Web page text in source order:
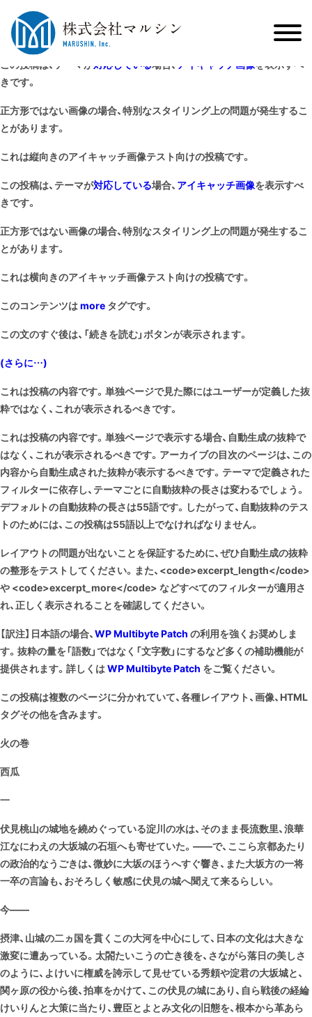
この投稿は、テーマが 対応している場合、 アイキャッチ画像を表示すべ
きです。
正方形ではない画像の場合、特別なスタイリング上の問題が発生するこ
とがあります。
これは縦向きのアイキャッチ画像テスト向けの投稿です。
この投稿は、テーマが対応している場合、 アイキャッチ画像を表示すべ
きです。
正方形ではない画像の場合、特別なスタイリング上の問題が発生するこ
とがあります。
これは横向きのアイキャッチ画像テスト向けの投稿です。
このコンテンツはmore タグです。
この文のすぐ後は、「続きを読む」ボタンが表示されます。
(さらに…)
これは投稿の内容です。単独ページで見た際にはユーザーが定義した抜
粋ではなく、これが表示されるべきです。
これは投稿の内容です。単独ページで表示する場合、自動生成の抜粋で
はなく、これが表示されるべきです。アーカイブの目次のページは、この
内容から自動生成された抜粋が表示するべきです。テーマで定義された
フィルターに依存し、テーマごとに自動抜粋の長さは変わるでしょう。
デフォルトの自動抜粋の長さは55語です。したがって、自動抜粋のテス
トのためには、この投稿は55語以上でなければなりません。
レイアウトの問題が出ないことを保証するために、ぜひ自動生成の抜粋
の整形をテストしてください。また、<code>excerpt_length</code>
や <code>excerpt_more</code> などすべてのフィルターが適用さ
れ、正しく表示されることを確認してください。
【訳注】日本語の場合、WP Multibyte Patch の利用を強くお奨めしま
す。抜粋の量を「語数」ではなく「文字数」にするなど多くの補助機能が
提供されます。詳しくはWP Multibyte Patch をご覧ください。
この投稿は複数のページに分かれていて、各種レイアウト、画像、HTML
タグその他を含みます。
火の巻
西瓜
一
伏見桃山の城地を繞めぐっている淀川の水は、そのまま長流数里、浪華
江なにわえの大坂城の石垣へも寄せていた。――で、ここら京都あたり
の政治的なうごきは、微妙に大坂のほうへすぐ響き、また大坂方の一将
一卒の言論も、おそろしく敏感に伏見の城へ聞えて来るらしい。
今――
摂津、山城の二ヵ国を貫くこの大河を中心にして、日本の文化は大きな
激変に遭あっている。太閤たいこうの亡き後を、さながら落日の美しさ
のように、よけいに権威を誇示して見せている秀頼や淀君の大坂城と、
関ヶ原の役から後、拍車をかけて、この伏見の城にあり、自ら戦後の経綸
けいりんと大策に当たり、豊臣とよとみ文化の旧態を、根本から革あら